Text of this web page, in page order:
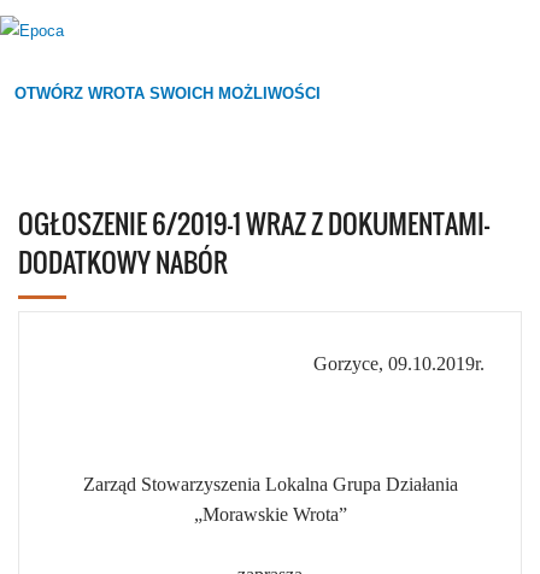
OTWÓRZ WROTA SWOICH MOŻLIWOŚCI
OGŁOSZENIE 6/2019-1 WRAZ Z DOKUMENTAMI-
DODATKOWY NABÓR
Gorzyce, 09.10.2019r.
Zarząd Stowarzyszenia Lokalna Grupa Działania
„Morawskie Wrota”